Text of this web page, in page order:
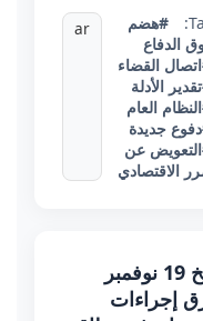
#هضم
الدفاع
القضاء
الأدلة
العام
جديدة
عن
الاقتصادي
ar
قرار تعقيبي عدد 79535 بتاريخ 19 نوفمبر
إجراءات